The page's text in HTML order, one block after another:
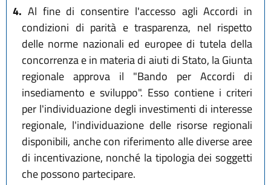
4. Al fine di consentire l'accesso agli Accordi in
condizioni di parità e trasparenza, nel rispetto
delle norme nazionali ed europee di tutela della
concorrenza e in materia di aiuti di Stato, la Giunta
regionale approva il "Bando per Accordi di
insediamento e sviluppo". Esso contiene i criteri
per l'individuazione degli investimenti di interesse
regionale, l'individuazione delle risorse regionali
disponibili, anche con riferimento alle diverse aree
di incentivazione, nonché la tipologia dei soggetti
che possono partecipare.